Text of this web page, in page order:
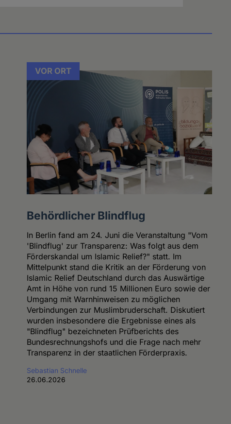
VOR ORT
Behördlicher Blindflug
In Berlin fand am 24. Juni die Veranstaltung "Vom
'Blindflug' zur Transparenz: Was folgt aus dem
Förderskandal um Islamic Relief?" statt. Im
Mittelpunkt stand die Kritik an der Förderung von
Islamic Relief Deutschland durch das Auswärtige
Amt in Höhe von rund 15 Millionen Euro sowie der
Umgang mit Warnhinweisen zu möglichen
Verbindungen zur Muslimbruderschaft. Diskutiert
wurden insbesondere die Ergebnisse eines als
"Blindflug" bezeichneten Prüfberichts des
Bundesrechnungshofs und die Frage nach mehr
Transparenz in der staatlichen Förderpraxis.
Sebastian Schnelle
26.06.2026